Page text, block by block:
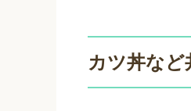
カツ丼な